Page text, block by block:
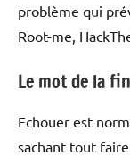
problème qui
Root-me,
Le mot de la fin
Echouer est
sachant tout